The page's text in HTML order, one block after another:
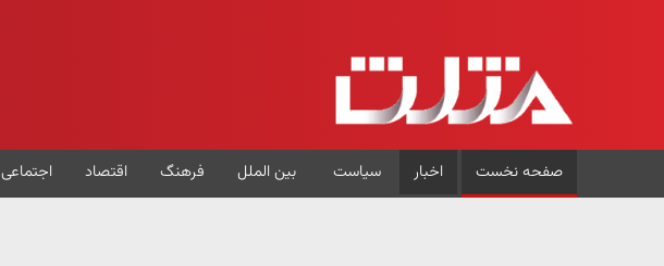
صفحه نخست اخبار سیاست بین الملل فرهنگ اقتصاد اجتماعی